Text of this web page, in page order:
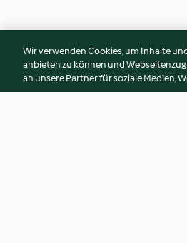
Wir verwenden Cookies, um Inhalte
anbieten zu können und
an unsere Partner für soziale Medien,